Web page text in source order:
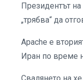
Президентът
„трябва“ да
Apache е
Иран по време
Свалянето на